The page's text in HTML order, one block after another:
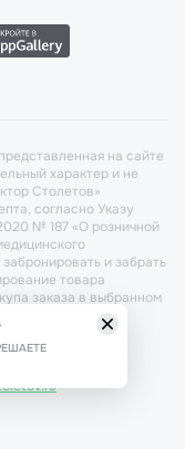
на сайте
характер и не
Столетов»
согласно Указу
№ 187 «О розничной
и забрать
товара
заказа в выбранном
Разрешение
претензии